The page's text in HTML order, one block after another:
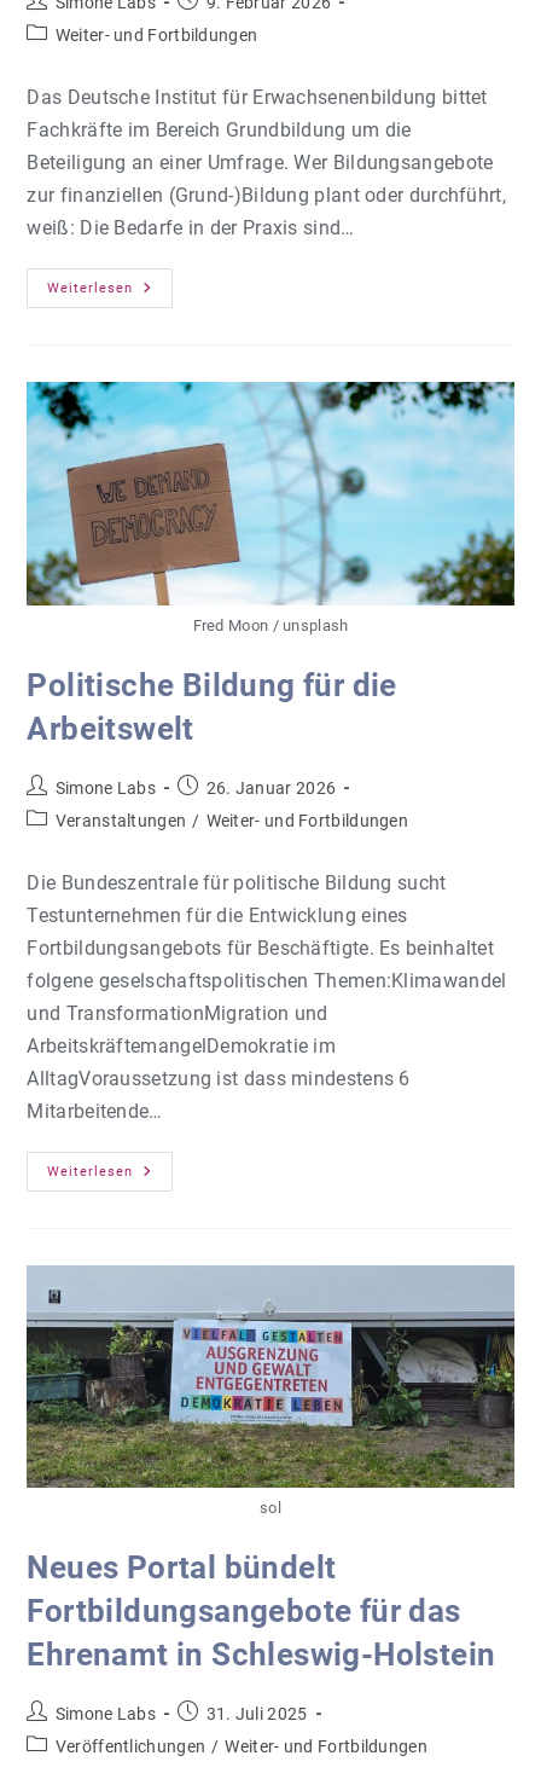
Autor:
veröffentlicht:
Beitrags-
Weiter- und Fortbildungen
Das Deutsche Institut für Erwachsenenbildung bittet
Fachkräfte im Bereich Grundbildung um die
Beteiligung an einer Umfrage. Wer Bildungsangebote
zur finanziellen (Grund-)Bildung plant oder durchführt,
weiß: Die Bedarfe in der Praxis sind…
Weiterlesen
Umfrage
Zur
Für
Finanzielle
Bildung
Fred Moon / unsplash
Politische Bildung für die
Arbeitswelt
Beitrags-
Autor:
Simone Labs
Beitrag
veröffentlicht:
26. Januar 2026
Beitrags-
Veranstaltungen / Weiter- und Fortbildungen
Die Bundeszentrale für politische Bildung sucht
Testunternehmen für die Entwicklung eines
Fortbildungsangebots für Beschäftigte. Es beinhaltet
folgene geselschaftspolitischen Themen:Klimawandel
und TransformationMigration und
ArbeitskräftemangelDemokratie im
AlltagVoraussetzung ist dass mindestens 6
Mitarbeitende…
Weiterlesen
Politische
Bildung
sol
Neues Portal bündelt
Fortbildungsangebote für das
Ehrenamt in Schleswig-Holstein
Beitrags-
Autor:
Simone Labs
Beitrag
veröffentlicht:
31. Juli 2025
Beitrags-
Veröffentlichungen / Weiter- und Fortbildungen